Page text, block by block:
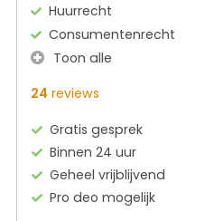
Huurrecht
Consumentenrecht
Toon alle
24 reviews
Gratis gesprek
Binnen 24 uur
Geheel vrijblijvend
Pro deo mogelijk